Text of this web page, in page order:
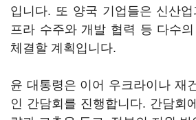
입니다. 또 양국 기업들은 신산
프라 수주와 개발 협력 등 다수
체결할 계획입니다.
윤 대통령은 이어 우크라이나 재
인 간담회를 진행합니다. 간담회